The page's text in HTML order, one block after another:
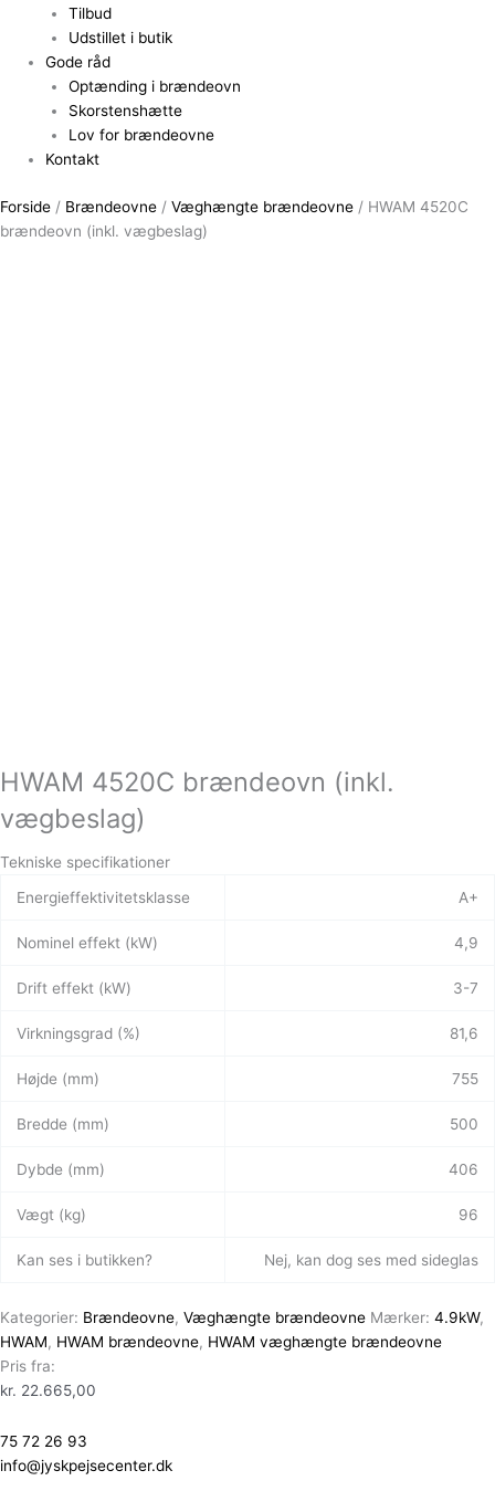
Tilbud
Udstillet i butik
Gode råd
Optænding i brændeovn
Skorstenshætte
Lov for brændeovne
Kontakt
Forside / Brændeovne / Væghængte brændeovne / HWAM 4520C
brændeovn (inkl. vægbeslag)
HWAM 4520C brændeovn (inkl.
vægbeslag)
Tekniske specifikationer
Energieffektivitetsklasse
A+
Nominel effekt (kW) 4,9
Drift effekt (kW) 3-7
Virkningsgrad (%) 81,6
Højde (mm) 755
Bredde (mm) 500
Dybde (mm) 406
Vægt (kg) 96
Kan ses i butikken? Nej, kan dog ses med sideglas
Kategorier: Brændeovne, Væghængte brændeovne Mærker: 4.9kW,
HWAM, HWAM brændeovne, HWAM væghængte brændeovne
Pris fra:
kr. 22.665,00
75 72 26 93
info@jyskpejsecenter.dk